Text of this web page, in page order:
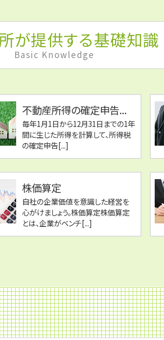
が提供する基礎知識
Basic Knowledge
不動産所得の確定申告...
毎年1月1日から12月31日までの1年
間に生じた所得を計算して、所得税
の確定申告[...]
株価算定
自社の企業価値を意識した経営を
心がけましょう。株価算定株価算定
とは、企業がベンチ[...]